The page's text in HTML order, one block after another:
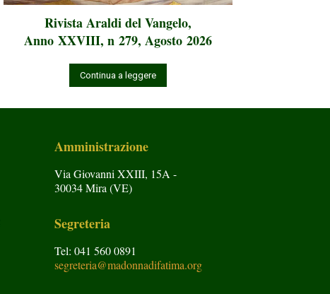
Rivista Araldi del Vangelo,
Anno XXVIII, n 279, Agosto 2026
Continua a leggere
Amministrazione
Via Giovanni XXIII, 15A -
30034 Mira (VE)
Segreteria
Tel: 041 560 0891
segreteria@madonnadifatima.org